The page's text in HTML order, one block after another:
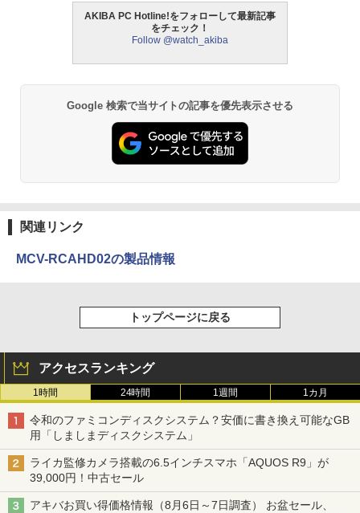
AKIBA PC Hotline!をフォローして最新記事
をチェック！
Follow @watch_akiba
Google 検索で当サイトの記事を優先表示させる
関連リンク
MCV-RCAHD02の製品情報
トップページに戻る
アクセスランキング
1時間 24時間 1週間 1カ月
令和のファミコンディスクシステム？安価に書き換え可能なGB
用「しましまディスクシステム」
ライカ監修カメラ搭載の6.5インチスマホ「AQUOS R9」が
39,000円！中古セール
アキバお買い得価格情報（8月6日～7日調査） お盆セール、